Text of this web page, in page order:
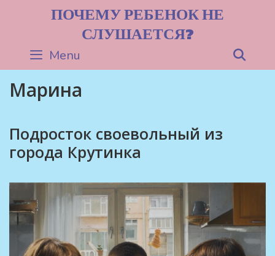
ПОЧЕМУ РЕБЕНОК НЕ
СЛУШАЕТСЯ?
Menu
Марина
Подросток своевольный из
города Крутинка